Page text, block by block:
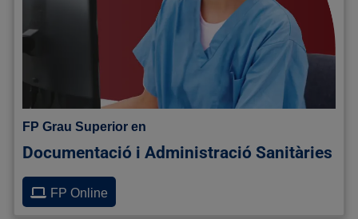
FP Grau Superior en
Documentació i Administració Sanitàries
FP Online